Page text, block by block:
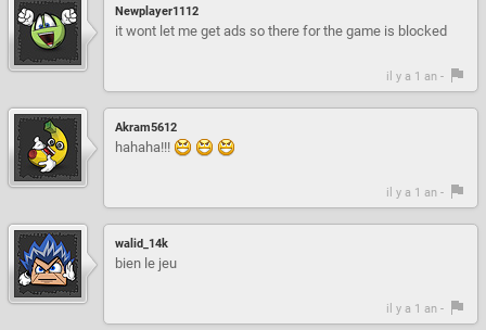
Newplayer1112
it wont let me get ads so there for the game is blocked
il y a 1 an -
Akram5612
hahaha!!!
il y a 1 an -
walid_14k
bien le jeu
il y a 1 an -